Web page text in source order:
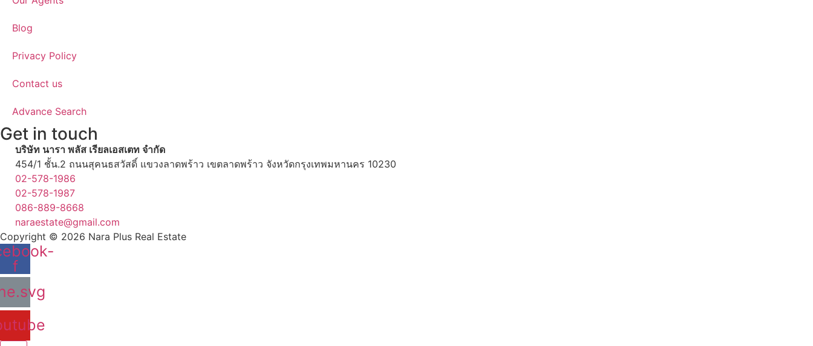
Blog
Privacy Policy
Contact us
Advance Search
Get in touch
บริษัท นารา พลัส เรียลเอสเตท จำกัด
454/1 ชั้น.2 ถนนสุคนธสวัสดิ์ แขวงลาดพร้าว เขตลาดพร้าว จังหวัดกรุงเทพมหานคร 10230
02-578-1986
02-578-1987
086-889-8668
naraestate@gmail.com
Copyright © 2026 Nara Plus Real Estate
f